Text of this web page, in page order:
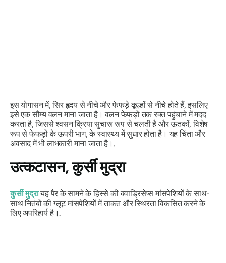
इस योगासन में, सिर हृदय से नीचे और फेफड़े कूल्हों से नीचे होते हैं, इसलिए
इसे एक सौम्य वलन माना जाता है। वलन फेफड़ों तक रक्त पहुंचाने में मदद
करता है, जिससे श्वसन क्रिया सुचारू रूप से चलती है और ऊतकों, विशेष
रूप से फेफड़ों के ऊपरी भाग, के स्वास्थ्य में सुधार होता है। यह चिंता और
अवसाद में भी लाभकारी माना जाता है।.
उत्कटासन, कुर्सी मुद्रा
कुर्सी मुद्रायह पैर के सामने के हिस्से की क्वाड्रिसेप्स मांसपेशियों के साथ-
साथ नितंबों की ग्लूट मांसपेशियों में ताकत और स्थिरता विकसित करने के
लिए अपरिहार्य है।.